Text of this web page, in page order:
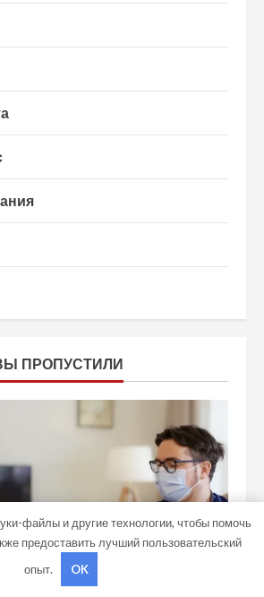
ПРОПУСТИЛИ
файлы и другие технологии, чтобы помочь
предоставить лучший пользовательский
опыт.
OK